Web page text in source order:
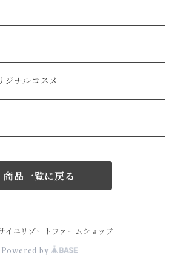
・コースター
・カレンダー
ナルコスメ
商品一覧に戻る
イユリゾートファームショップ
Powered by